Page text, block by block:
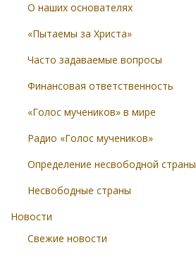
О наших основателях
«Пытаемы за Христа»
Часто задаваемые вопросы
Финансовая ответственность
«Голос мучеников» в мире
Радио «Голос мучеников»
Определение несвободной страны
Несвободные страны
Новости
Свежие новости